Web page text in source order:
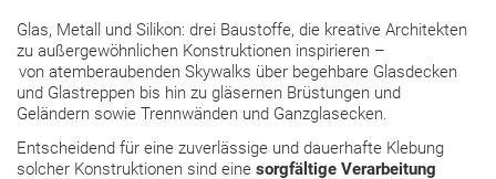
Glas, Metall und Silikon: drei Baustoffe, die kreative Architekten
zu außergewöhnlichen Konstruktionen inspirieren –
von atemberaubenden Skywalks über begehbare Glasdecken
und Glastreppen bis hin zu gläsernen Brüstungen und
Geländern sowie Trennwänden und Ganzglasecken.
Entscheidend für eine zuverlässige und dauerhafte Klebung
solcher Konstruktionen sind eine sorgfältige Verarbeitung